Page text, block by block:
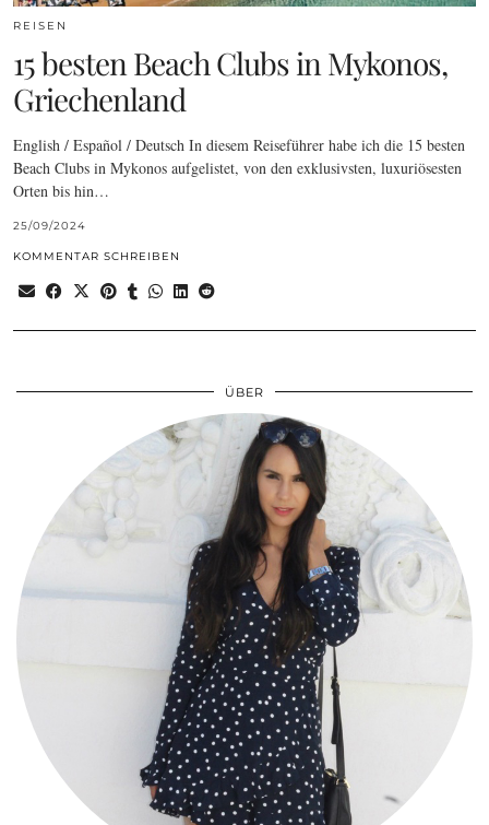
REISEN
15 besten Beach Clubs in Mykonos,
Griechenland
English / Español / Deutsch In diesem Reiseführer habe ich die 15 besten
Beach Clubs in Mykonos aufgelistet, von den exklusivsten, luxuriösesten
Orten bis hin…
25/09/2024
KOMMENTAR SCHREIBEN
ÜBER